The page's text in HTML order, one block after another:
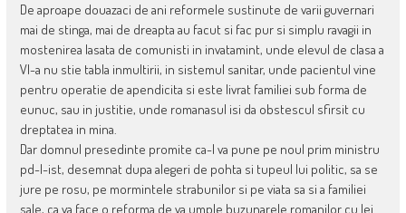
De aproape douazaci de ani reformele sustinute de varii guvernari
mai de stinga, mai de dreapta au facut si fac pur si simplu ravagii in
mostenirea lasata de comunisti in invatamint, unde elevul de clasa a
VI-a nu stie tabla inmultirii, in sistemul sanitar, unde pacientul vine
pentru operatie de apendicita si este livrat familiei sub forma de
eunuc, sau in justitie, unde romanasul isi da obstescul sfirsit cu
dreptatea in mina.
Dar domnul presedinte promite ca-l va pune pe noul prim ministru
pd-l-ist, desemnat dupa alegeri de pohta si tupeul lui politic, sa se
jure pe rosu, pe mormintele strabunilor si pe viata sa si a familiei
sale, ca va face o reforma de va umple buzunarele romanilor cu lei